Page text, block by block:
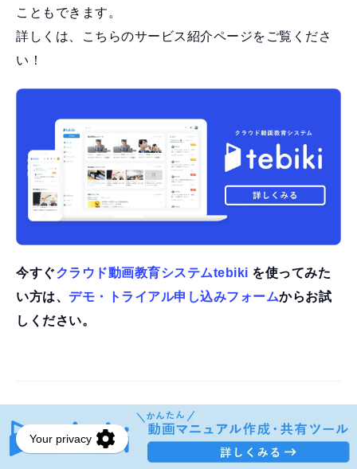
こともできます。
詳しくは、こちらのサービス紹介ページをご覧くださ
い！
今すぐクラウド動画教育システムtebiki を使ってみた
い方は、 デモ・トライアル申し込みフォームからお試
しください。
, iMovieで動画マニュアルを作成する方